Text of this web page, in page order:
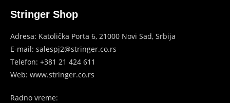
Stringer Shop
Adresa: Katolička Porta 6, 21000 Novi Sad, Srbija
E-mail: salespj2@stringer.co.rs
Telefon: +381 21 424 611
Web: www.stringer.co.rs
Radno vreme: